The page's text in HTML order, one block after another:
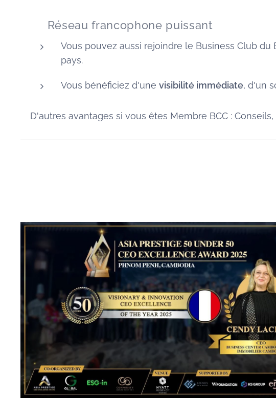
🌐 Réseau francophone puissant
Vous pouvez aussi rejoindre le Business Club du
pays.
Vous bénéficiez d'une visibilité immédiate, d'un
D'autres avantages si vous êtes Membre BCC :